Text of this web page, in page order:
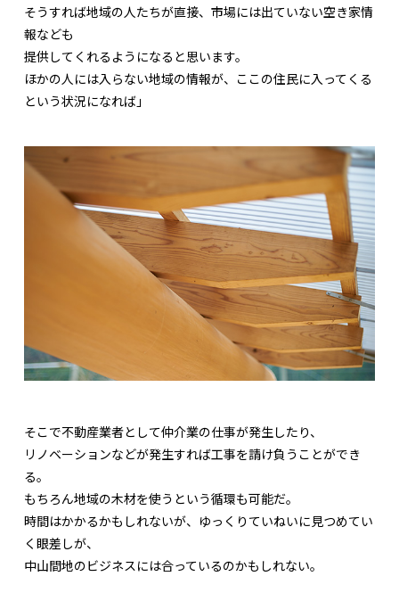
そうすれば地域の人たちが直接、市場には出ていない空き家情
報なども
提供してくれるようになると思います。
ほかの人には入らない地域の情報が、ここの住民に入ってくる
という状況になれば」
そこで不動産業者として仲介業の仕事が発生したり、
リノベーションなどが発生すれば工事を請け負うことができ
る。
もちろん地域の木材を使うという循環も可能だ。
時間はかかるかもしれないが、ゆっくりていねいに見つめてい
く眼差しが、
中山間地のビジネスには合っているのかもしれない。